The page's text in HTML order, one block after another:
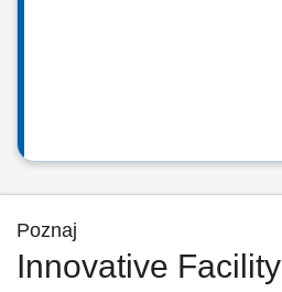
Poznaj
Innovative Facility